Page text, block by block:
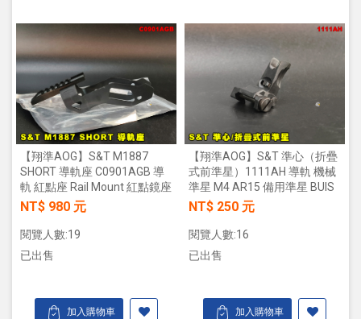
【翔準AOG】S&T M1887
SHORT 導軌座 C0901AGB 導
軌 紅點座 Rail Mount 紅點鏡座
NT$ 980 元
閱覽人數:19
已出售
加入購物車
【翔準AOG】S&T 準心（折疊
式前準星）1111AH 導軌 機械
準星 M4 AR15 備用準星 BUIS
NT$ 250 元
閱覽人數:16
已出售
加入購物車